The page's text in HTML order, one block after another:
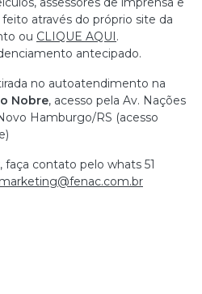
através do próprio site da
ou CLIQUE AQUI.
antecipado.
no autoatendimento na
Nobre, acesso pela Av. Nações
Hamburgo/RS (acesso
faça contato pelo whats 51
marketing@fenac.com.br